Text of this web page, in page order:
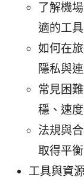
了解機
適的工
如何在
隱私與
常見困
穩、速度
法規與
取得平衡
工具與資